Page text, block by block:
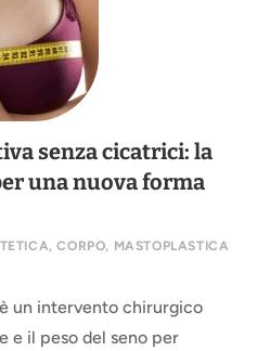
senza cicatrici: la
una nuova forma
,CORPO, MASTOPLASTICA
un intervento chirurgico
e il peso del seno per